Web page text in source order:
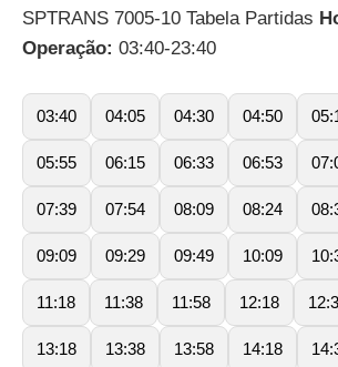
SPTRANS 7005-10 Tabela Partidas
Operação: 03:40-23:40
03:40 04:05 04:30 04:50
05:55 06:15 06:33 06:53
07:39 07:54 08:09 08:24
09:09 09:29 09:49 10:09
11:18 11:38 11:58 12:18
13:18 13:38 13:58 14:18